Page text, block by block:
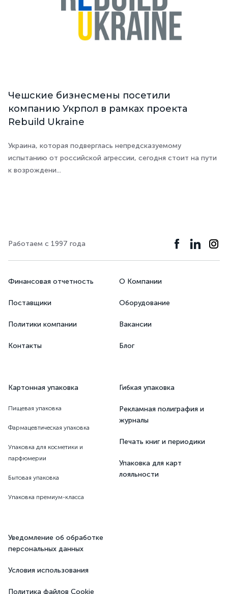
Чешские бизнесмены посетили
компанию Укрпол в рамках проекта
Rebuild Ukraine
Украина, которая подверглась непредсказуемому
испытанию от российской агрессии, сегодня стоит на пути
к возрождени...
Работаем с 1997 года
Финансовая отчетность
Поставщики
Политики компании
Контакты
О Компании
Оборудование
Вакансии
Блог
Картонная упаковка
Пищевая упаковка
Фармацевтическая упаковка
Упаковка для косметики и
парфюмерии
Бытовая упаковка
Упаковка премиум-класса
Гибкая упаковка
Рекламная полиграфия и
журналы
Печать книг и периодики
Упаковка для карт
лояльности
Уведомление об обработке
персональных данных
Условия использования
Политика файлов Cookie